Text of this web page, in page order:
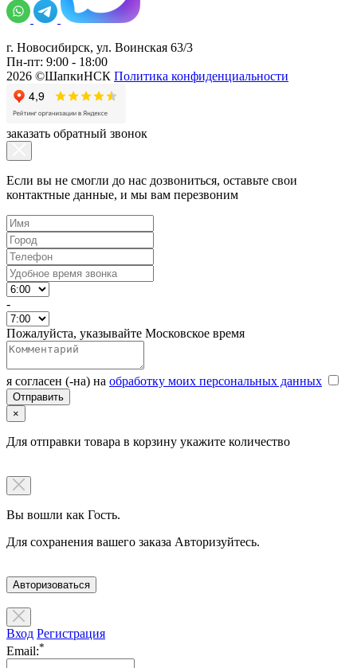
г. Новосибирск, ул. Воинская 63/3
Пн-пт: 9:00 - 18:00
2026 ©ШапкиНСК Политика конфиденциальности
заказать обратный звонок
Если вы не смогли до нас дозвониться, оставьте свои
контактные данные, и мы вам перезвоним
-
Пожалуйста, указывайте Московское время
я согласен (-на) на обработку моих персональных данных
×
Для отправки товара в корзину укажите количество
Вы вошли как Гость.
Для сохранения вашего заказа Авторизуйтесь.
Авторизоваться
Вход Регистрация
Email:*